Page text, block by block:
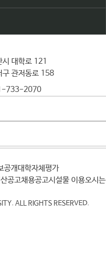
시 대학로 121
구 관저동로 158
733-2070
보공개
대학자체평가
결산공고 채용공고 시설물 이용
오시
ALL RIGHTS RESERVED.